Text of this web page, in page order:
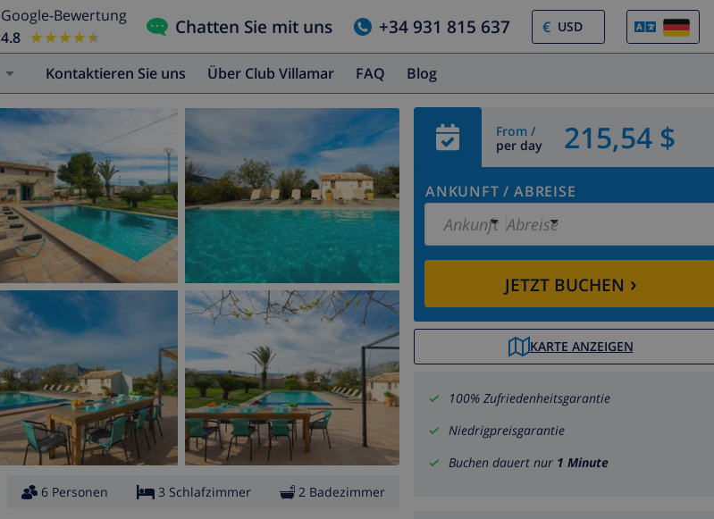
Google-Bewertung
4.8
★★★★★
★★★★★ Chatten Sie mit uns +34 931 815 637 €
Kontaktieren Sie uns Über Club Villamar FAQ Blog
From /
per day
215,54 $
ANKUNFT / ABREISE
Ankunft Abreise
JETZT BUCHEN ›
KARTE ANZEIGEN
100% Zufriedenheitsgarantie
Niedrigpreisgarantie
Buchen dauert nur 1 Minute
6 Personen 3 Schlafzimmer 2 Badezimmer